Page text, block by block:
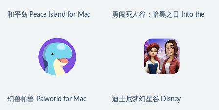
和平岛 Peace Island for Mac
勇闯死人谷：暗黑之日 Into the
幻兽帕鲁 Palworld for Mac
迪士尼梦幻星谷 Disney